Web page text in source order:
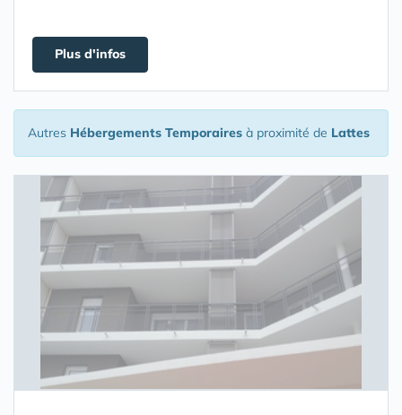
Plus d'infos
Autres Hébergements Temporaires à proximité de Lattes